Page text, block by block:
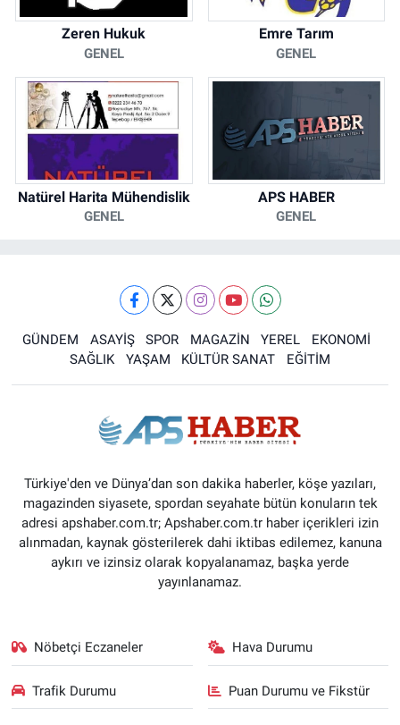
Zeren Hukuk
GENEL
Emre Tarım
GENEL
Natürel Harita Mühendislik
GENEL
APS HABER
GENEL
GÜNDEM ASAYİŞ SPOR MAGAZİN YEREL
EKONOMİ
SAĞLIK
YAŞAM KÜLTÜR SANAT EĞİTİM
Türkiye'den ve Dünya’dan son dakika haberler, köşe yazıları,
magazinden siyasete, spordan seyahate bütün konuların tek
adresi apshaber.com.tr; Apshaber.com.tr haber içerikleri izin
alınmadan, kaynak gösterilerek dahi iktibas edilemez, kanuna
aykırı ve izinsiz olarak kopyalanamaz, başka yerde
yayınlanamaz.
Nöbetçi Eczaneler Hava Durumu
Trafik Durumu Puan Durumu ve Fikstür